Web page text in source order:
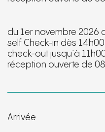
du 1er novembre 2026
self Check-in dès 14h00
check-out jusqu’à
réception ouverte de
Arrivée